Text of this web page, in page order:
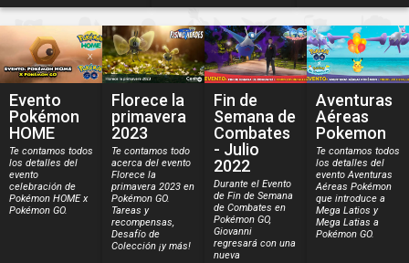
Evento
Pokémon
HOME
Te contamos todos
los detalles del
evento
celebración de
Pokémon HOME x
Pokémon GO.
Florece la
primavera
2023
Te contamos todo
acerca del evento
Florece la
primavera 2023 en
Pokémon GO.
Tareas y
recompensas,
Desafío de
Colección ¡y más!
Fin de
Semana de
Combates
- Julio
2022
Durante el Evento
de Fin de Semana
de Combates en
Pokémon GO,
Giovanni
regresará con una
nueva
Aventuras
Aéreas
Pokemon
Te contamos todos
los detalles del
evento Aventuras
Aéreas Pokémon
que introduce a
Mega Latios y
Mega Latias a
Pokémon GO.